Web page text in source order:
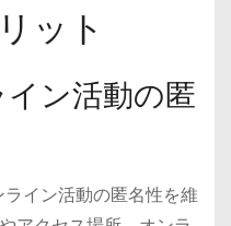
ット
ン活動の匿
イン活動の匿名性を維